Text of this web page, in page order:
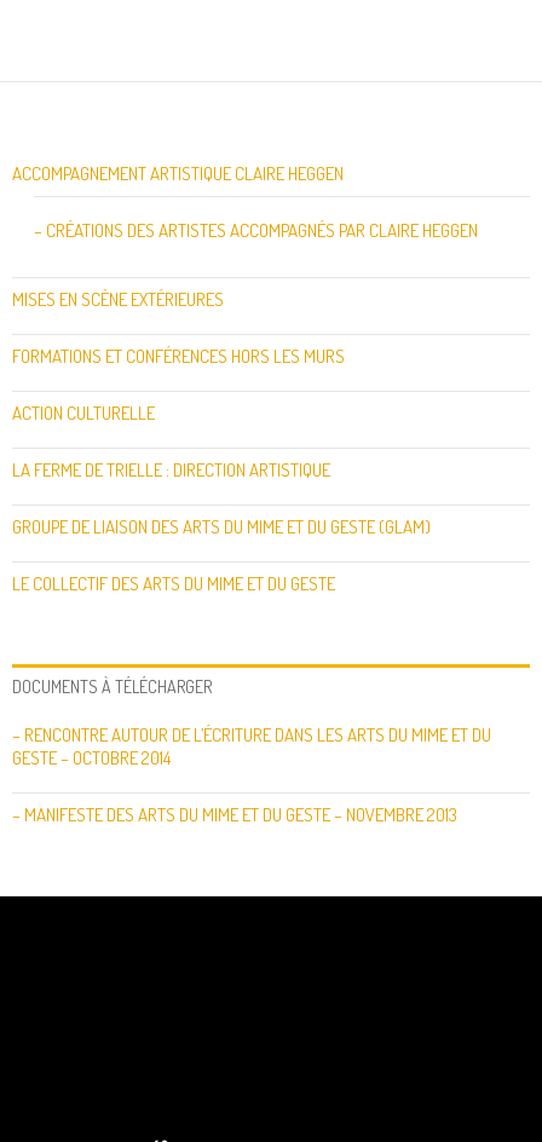
ACCOMPAGNEMENT ARTISTIQUE CLAIRE HEGGEN
– CRÉATIONS DES ARTISTES ACCOMPAGNÉS PAR CLAIRE HEGGEN
MISES EN SCÈNE EXTÉRIEURES
FORMATIONS ET CONFÉRENCES HORS LES MURS
ACTION CULTURELLE
LA FERME DE TRIELLE : DIRECTION ARTISTIQUE
GROUPE DE LIAISON DES ARTS DU MIME ET DU GESTE (GLAM)
LE COLLECTIF DES ARTS DU MIME ET DU GESTE
DOCUMENTS À TÉLÉCHARGER
– RENCONTRE AUTOUR DE L’ÉCRITURE DANS LES ARTS DU MIME ET DU
GESTE – OCTOBRE 2014
– MANIFESTE DES ARTS DU MIME ET DU GESTE – NOVEMBRE 2013